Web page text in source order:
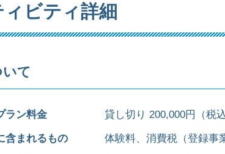
ィビティ詳細
て
ラン料金 貸し切り 200,000円（税込
含まれるもの 体験料、消費税（登録事